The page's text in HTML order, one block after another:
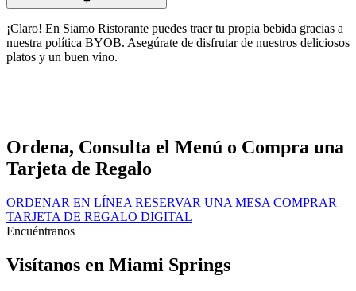
¡Claro! En Siamo Ristorante puedes traer tu propia bebida gracias a
nuestra política BYOB. Asegúrate de disfrutar de nuestros deliciosos
platos y un buen vino.
Ordena, Consulta el Menú o Compra una
Tarjeta de Regalo
ORDENAR EN LÍNEA RESERVAR UNA MESA COMPRAR
TARJETA DE REGALO DIGITAL
Encuéntranos
Visítanos en Miami Springs